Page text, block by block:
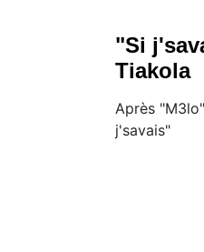
"Si
Tiakola
Après
j'savais"